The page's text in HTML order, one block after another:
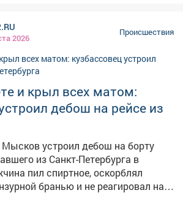
и продвижение идеологии
он распространял призывы к
новых участников, информировал
насилия и делился способами
веществ. Центральный
продлил срок содержания
сентября 2026 года – чтобы
давление на свидетелей,
и предупредить риск того,
от следствия и суда.
жалобу, однако
суд оставил постановление
– без удовлетворения. Об
центре судов и УСД в
2026
Происшествия
и крыл всех матом:
дебош на рейсе из
Мысков устроил дебош на борту
из Санкт-Петербурга в
пил спиртное, оскорблял
бранью и не реагировал на
в линейный пункт полиции в